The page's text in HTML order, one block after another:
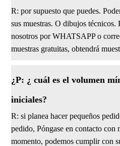
R: por supuesto que puedes.
sus muestras. O dibujos técnicos.
nosotros por WHATSAPP o
muestras gratuitas, obtendrá
¿P: ¿ cuál es el volumen
iniciales?
R: si planea hacer pequeños
pedido, Póngase en contacto con
momento, podemos cumplir con